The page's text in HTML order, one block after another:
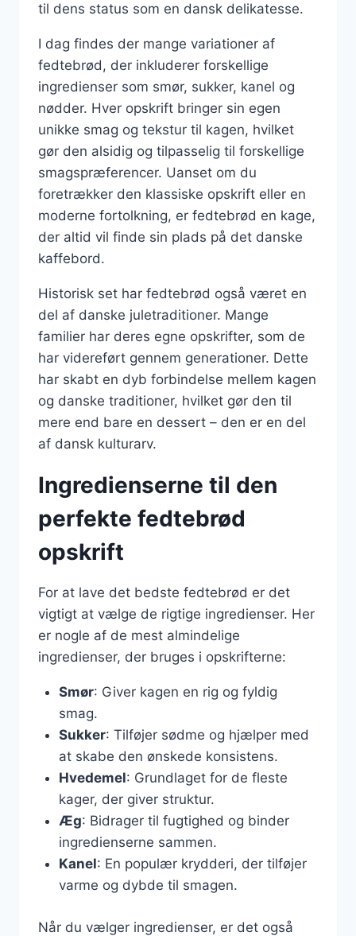
til dens status som en dansk delikatesse.
I dag findes der mange variationer af
fedtebrød, der inkluderer forskellige
ingredienser som smør, sukker, kanel og
nødder. Hver opskrift bringer sin egen
unikke smag og tekstur til kagen, hvilket
gør den alsidig og tilpasselig til forskellige
smagspræferencer. Uanset om du
foretrækker den klassiske opskrift eller en
moderne fortolkning, er fedtebrød en kage,
der altid vil finde sin plads på det danske
kaffebord.
Historisk set har fedtebrød også været en
del af danske juletraditioner. Mange
familier har deres egne opskrifter, som de
har videreført gennem generationer. Dette
har skabt en dyb forbindelse mellem kagen
og danske traditioner, hvilket gør den til
mere end bare en dessert – den er en del
af dansk kulturarv.
Ingredienserne til den
perfekte fedtebrød
opskrift
For at lave det bedste fedtebrød er det
vigtigt at vælge de rigtige ingredienser. Her
er nogle af de mest almindelige
ingredienser, der bruges i opskrifterne:
Smør: Giver kagen en rig og fyldig
smag.
Sukker: Tilføjer sødme og hjælper med
at skabe den ønskede konsistens.
Hvedemel: Grundlaget for de fleste
kager, der giver struktur.
Æg: Bidrager til fugtighed og binder
ingredienserne sammen.
Kanel: En populær krydderi, der tilføjer
varme og dybde til smagen.
Når du vælger ingredienser, er det også